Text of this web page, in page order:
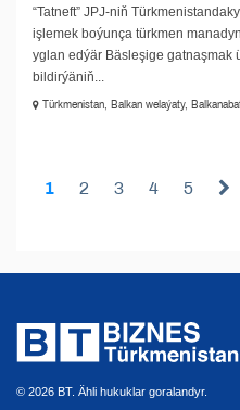
“Tatneft” JPJ-niň
işlemek boýunça türkmen
yglan edýär Bäsleşige gatnaşmak
bildirýäniň...
Türkmenistan, Balkan welaýaty,
1 2 3 4 5
© 2026 BT. Ähli hukuklar goralandyr.